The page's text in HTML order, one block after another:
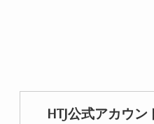
HTJ公式アカウン